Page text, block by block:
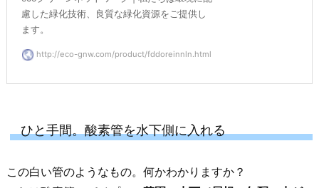
慮した緑化技術、良質な緑化資源をご提供し
ます。
http://eco-gnw.com/product/fddoreinnln.html
ひと手間。酸素管を水下側に入れる
この白い管のようなもの。何かわかりますか？